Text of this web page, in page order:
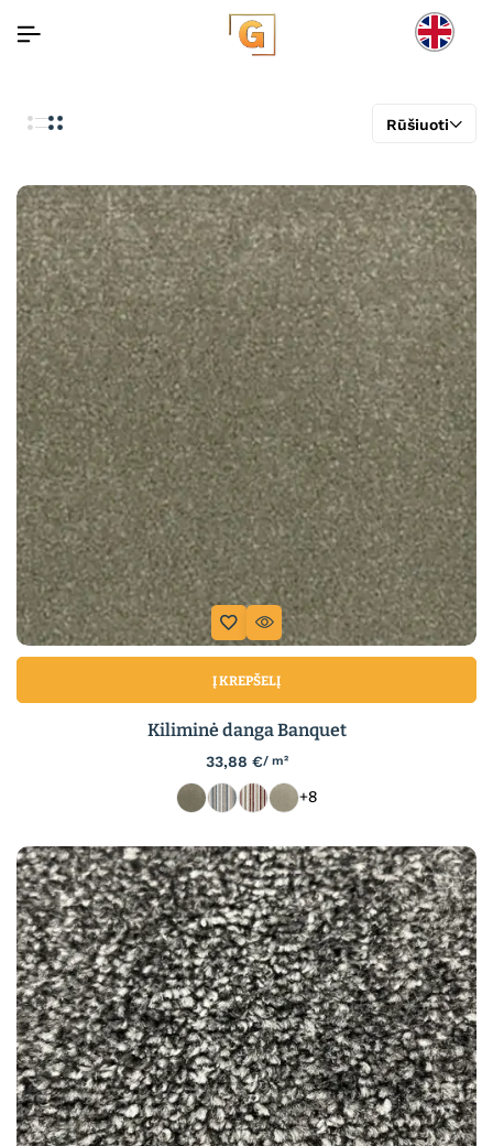
Rūšiuoti
Į KREPŠELĮ
Kiliminė danga Banquet
33,88 €/ m²
+8